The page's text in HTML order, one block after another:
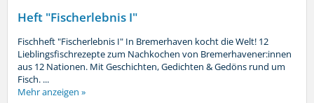
Heft "Fischerlebnis I"
Fischheft "Fischerlebnis I" In Bremerhaven kocht die Welt! 12
Lieblingsfischrezepte zum Nachkochen von Bremerhavener:innen
aus 12 Nationen. Mit Geschichten, Gedichten & Gedöns rund um
Fisch. ...
Mehr anzeigen »